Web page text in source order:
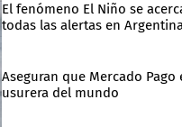
El fenómeno El Niño se
todas las alertas en
Aseguran que Mercado Pago
usurera del mundo